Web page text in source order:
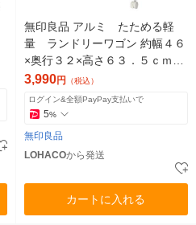
無印良品 アルミ たためる軽
量 ランドリーワゴン 約幅４６
×奥行３２×高さ６３．５ｃｍ
（設置時） 良品計画
3,990円 （税込）
ログイン&全額PayPay支払いで
5%
無印良品
LOHACOから発送
カートに入れる